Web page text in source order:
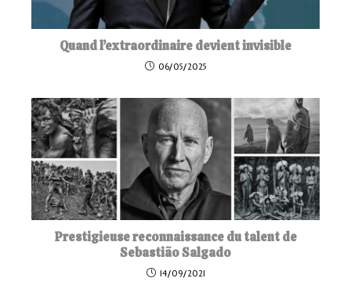
Quand l’extraordinaire devient invisible
06/05/2025
Prestigieuse reconnaissance du talent de
Sebastião Salgado
14/09/2021